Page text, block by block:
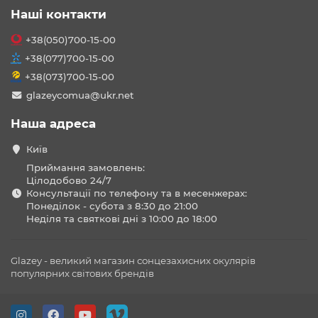
Наші контакти
+38(050)700-15-00
+38(077)700-15-00
+38(073)700-15-00
glazeycomua@ukr.net
Наша адреса
Київ
Приймання замовлень:
Цілодобово 24/7
Консультації по телефону та в месенжерах:
Понеділок - субота з 8:30 до 21:00
Неділя та святкові дні з 10:00 до 18:00
Glazey - великий магазин сонцезахисних окулярів
популярних світових брендів